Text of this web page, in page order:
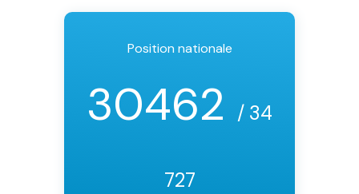
Position nationale
30462 / 34
727